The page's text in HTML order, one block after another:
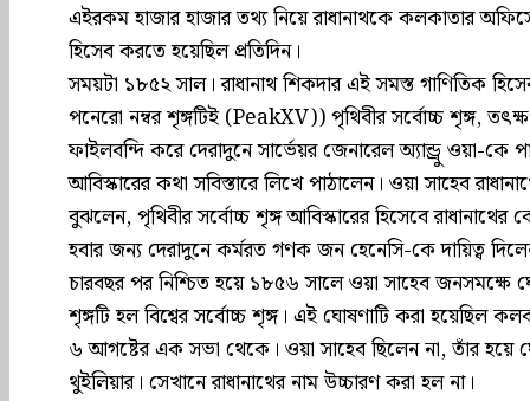
এইরকম হাজার হাজার তথ্য নিয়ে রাধানাথকে কলকাতার
হিসেব করতে হয়েছিল প্রতিদিন।
সময়টা ১৮৫২ সাল। রাধানাথ শিকদার এই সমস্ত গাণিতিক
পনেরো নম্বর শৃঙ্গটিই (PeakXV)) পৃথিবীর সর্বোচ্চ শৃঙ্গ,
ফাইলবন্দি করে দেরাদুনে সার্ভেয়র জেনারেল অ্যান্ড্রু ওয়া-কে
আবিস্কারের কথা সবিস্তারে লিখে পাঠালেন। ওয়া সাহেব
বুঝলেন, পৃথিবীর সর্বোচ্চ শৃঙ্গ আবিস্কারের হিসেবে
হবার জন্য দেরাদুনে কর্মরত গণক জন হেনেসি-কে দায়িত্ব
চারবছর পর নিশ্চিত হয়ে ১৮৫৬ সালে ওয়া সাহেব
শৃঙ্গটি হল বিশ্বের সর্বোচ্চ শৃঙ্গ। এই ঘোষণাটি করা হয়েছিল
৬ আগষ্টের এক সভা থেকে। ওয়া সাহেব ছিলেন না, তাঁর হয়ে
থুইলিয়ার। সেখানে রাধানাথের নাম উচ্চারণ করা হল না।